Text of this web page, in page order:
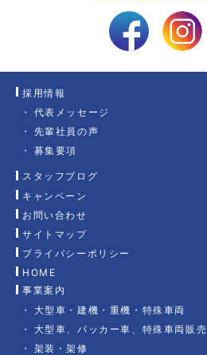
HOME
事業案内
大型車・建機・重機・特殊車両
大型車、パッカー車、特殊車両販売
架装・架修
採用情報
代表メッセージ
先輩社員の声
募集要項
スタッフブログ
キャンペーン
お問い合わせ
サイトマップ
プライバシーポリシー